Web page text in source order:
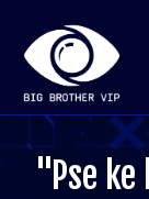
"Pse